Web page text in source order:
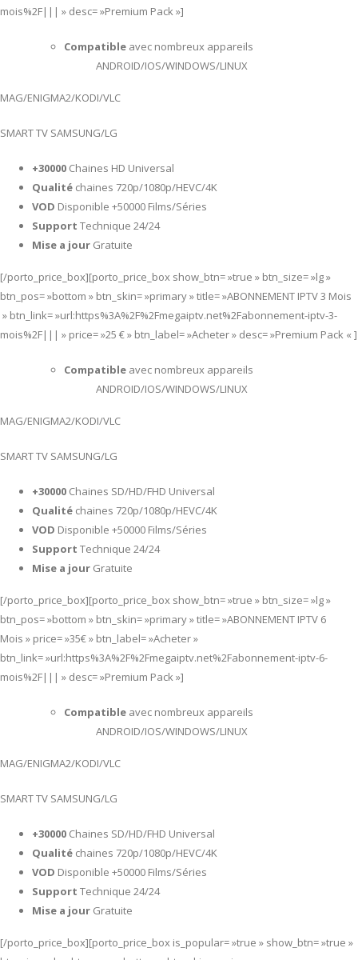
mois%2F||| » desc= »Premium Pack »]
Compatible avec nombreux appareils
ANDROID/IOS/WINDOWS/LINUX
MAG/ENIGMA2/KODI/VLC
SMART TV SAMSUNG/LG
+30000 Chaines HD Universal
Qualité chaines 720p/1080p/HEVC/4K
VOD Disponible +50000 Films/Séries
Support Technique 24/24
Mise a jour Gratuite
[/porto_price_box][porto_price_box show_btn= »true » btn_size= »lg »
btn_pos= »bottom » btn_skin= »primary » title= »ABONNEMENT IPTV 3 Mois
» btn_link= »url:https%3A%2F%2Fmegaiptv.net%2Fabonnement-iptv-3-
mois%2F||| » price= »25 € » btn_label= »Acheter » desc= »Premium Pack « ]
Compatible avec nombreux appareils
ANDROID/IOS/WINDOWS/LINUX
MAG/ENIGMA2/KODI/VLC
SMART TV SAMSUNG/LG
+30000 Chaines SD/HD/FHD Universal
Qualité chaines 720p/1080p/HEVC/4K
VOD Disponible +50000 Films/Séries
Support Technique 24/24
Mise a jour Gratuite
[/porto_price_box][porto_price_box show_btn= »true » btn_size= »lg »
btn_pos= »bottom » btn_skin= »primary » title= »ABONNEMENT IPTV 6
Mois » price= »35€ » btn_label= »Acheter »
btn_link= »url:https%3A%2F%2Fmegaiptv.net%2Fabonnement-iptv-6-
mois%2F||| » desc= »Premium Pack »]
Compatible avec nombreux appareils
ANDROID/IOS/WINDOWS/LINUX
MAG/ENIGMA2/KODI/VLC
SMART TV SAMSUNG/LG
+30000 Chaines SD/HD/FHD Universal
Qualité chaines 720p/1080p/HEVC/4K
VOD Disponible +50000 Films/Séries
Support Technique 24/24
Mise a jour Gratuite
[/porto_price_box][porto_price_box is_popular= »true » show_btn= »true »